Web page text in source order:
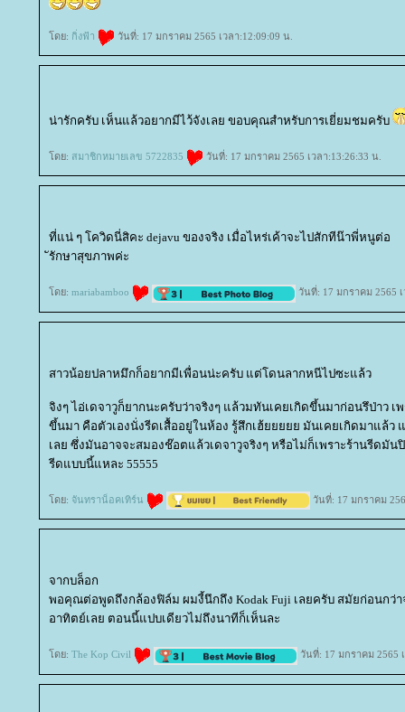
ดย: กิ่งฟ้า วันที่: 17 มกราคม 2565 เวลา:12:09:09 น.
น่ารักครับ เห็นแล้วอยากมีไว้จังเลย ขอบคุณสำหรับการเยี่ยมชมครับ
ดย: สมาชิกหมายเลข 5722835 วันที่: 17 มกราคม 2565 เวลา:13:26:33 น.
ที่แน่ ๆ โควิดนี่สิคะ dejavu ของจริง เมื่อไหร่เค้าจะไปสักทีน๊าพี่หนูต่อ
ัรักษาสุขภาพค่ะ
ดย: mariabamboo วันที่: 17 มกราคม 2565
สาวน้อยปลาหมึกก็อยากมีเพื่อนน่ะครับ แต่โดนลากหนีไปซะแล้ว
จิงๆ ไอ่เดจาวูก็ยากนะครับว่าจริงๆ แล้วมทันเคยเกิดขึ้นมาก่อนรึป่าว เ
ขึ้นมา คือตัวเองนั่งรีดเสื้ออยู่ในห้อง รู้สึกเฮ้ยยยยย มันเคยเกิดมาแล้ว
เลย ซึ่งมันอาจจะสมองช๊อตแล้วเดจาวูจริงๆ หรือไม่ก็เพราะร้านรีดมั
รีดแบบนี้แหละ 55555
ดย: จันทราน็อคเทิร์น วันที่: 17 มกราคม
จากบล็อก
พอคุณต่อพูดถึงกล้องฟิล์ม ผมงี้นึกถึง Kodak Fuji เลยครับ สมัยก่อนกว่า
อาทิตย์เลย ตอนนี้แปบเดียวไม่ถึงนาทีก็เห็นละ
ดย: The Kop Civil วันที่: 17 มกราคม 2565